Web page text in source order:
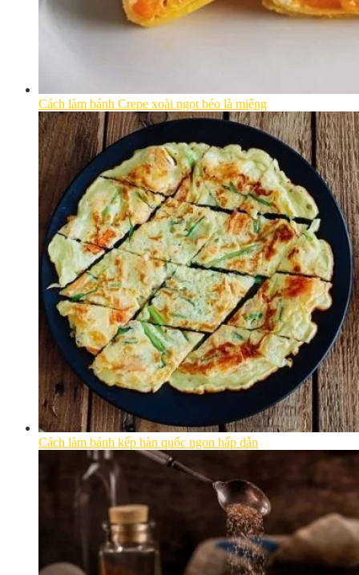
Cách làm bánh Crepe xoài ngọt béo là miệng
Cách làm bánh kếp hàn quốc ngon hấp dẫn